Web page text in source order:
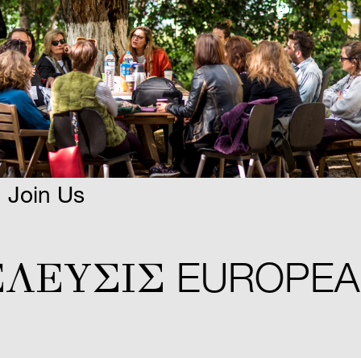
Join Us